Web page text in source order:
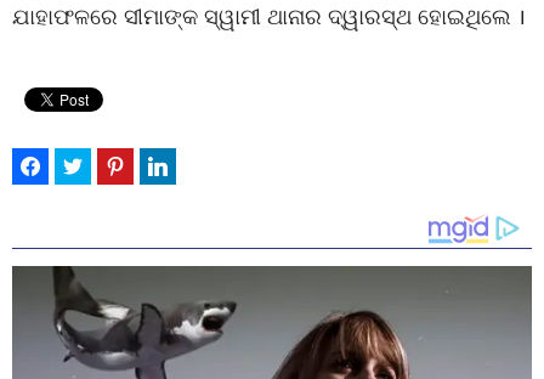
ଯାହାଫଳରେ ସୀମାଙ୍କ ସ୍ୱାମୀ ଥାନାର ଦ୍ୱାରସ୍ଥ ହୋଇଥିଲେ ।